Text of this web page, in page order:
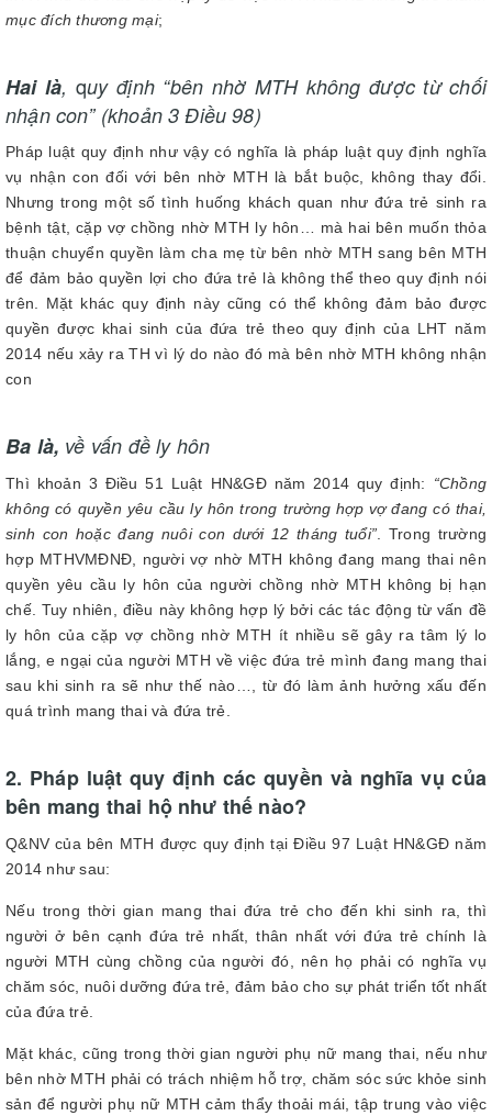
mục đích thương mại;
Hai là, quy định “bên nhờ MTH không được từ chối
nhận con” (khoản 3 Điều 98)
Pháp luật quy định như vậy có nghĩa là pháp luật quy định nghĩa
vụ nhận con đối với bên nhờ MTH là bắt buộc, không thay đổi.
Nhưng trong một số tình huống khách quan như đứa trẻ sinh ra
bệnh tật, cặp vợ chồng nhờ MTH ly hôn… mà hai bên muốn thỏa
thuận chuyển quyền làm cha mẹ từ bên nhờ MTH sang bên MTH
để đảm bảo quyền lợi cho đứa trẻ là không thể theo quy định nói
trên. Mặt khác quy định này cũng có thể không đảm bảo được
quyền được khai sinh của đứa trẻ theo quy định của LHT năm
2014 nếu xảy ra TH vì lý do nào đó mà bên nhờ MTH không nhận
con
Ba là, về vấn đề ly hôn
Thì khoản 3 Điều 51 Luật HN&GĐ năm 2014 quy định: “Chồng
không có quyền yêu cầu ly hôn trong trường hợp vợ đang có thai,
sinh con hoặc đang nuôi con dưới 12 tháng tuổi” . Trong trường
hợp MTHVMĐNĐ, người vợ nhờ MTH không đang mang thai nên
quyền yêu cầu ly hôn của người chồng nhờ MTH không bị hạn
chế. Tuy nhiên, điều này không hợp lý bởi các tác động từ vấn đề
ly hôn của cặp vợ chồng nhờ MTH ít nhiều sẽ gây ra tâm lý lo
lắng, e ngại của người MTH về việc đứa trẻ mình đang mang thai
sau khi sinh ra sẽ như thế nào…, từ đó làm ảnh hưởng xấu đến
quá trình mang thai và đứa trẻ.
2. Pháp luật quy định các quyền và nghĩa vụ của
bên mang thai hộ như thế nào?
Q&NV của bên MTH được quy định tại Điều 97 Luật HN&GĐ năm
2014 như sau:
Nếu trong thời gian mang thai đứa trẻ cho đến khi sinh ra, thì
người ở bên cạnh đứa trẻ nhất, thân nhất với đứa trẻ chính là
người MTH cùng chồng của người đó, nên họ phải có nghĩa vụ
chăm sóc, nuôi dưỡng đứa trẻ, đảm bảo cho sự phát triển tốt nhất
của đứa trẻ.
Mặt khác, cũng trong thời gian người phụ nữ mang thai, nếu như
bên nhờ MTH phải có trách nhiệm hỗ trợ, chăm sóc sức khỏe sinh
sản để người phụ nữ MTH cảm thẩy thoải mái, tập trung vào việc